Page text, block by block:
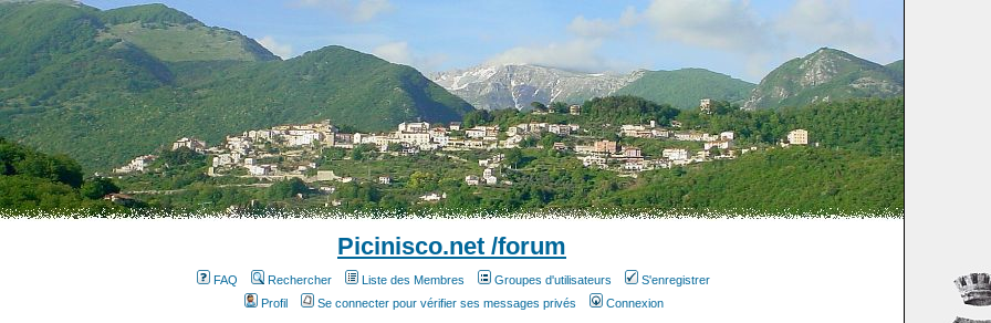
Picinisco.net /forum
FAQ Rechercher Liste des Membres Groupes d'utilisateurs
S'enregistrer
Profil
Se connecter pour vérifier ses messages privés Connexion